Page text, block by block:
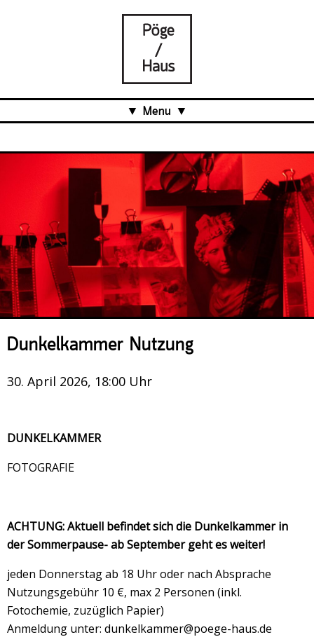
Menu
Projects
Über uns
Was ist das Pöge-Haus?
Team
Organisation
Mitarbeit
Veranstaltungsrückblick
Kontakt und Anfahrt
Dunkelkammer Nutzung
30. April 2026, 18:00 Uhr
DUNKELKAMMER
FOTOGRAFIE
ACHTUNG: Aktuell befindet sich die Dunkelkammer in
der Sommerpause- ab September geht es weiter!
jeden Donnerstag ab 18 Uhr oder nach Absprache
Nutzungsgebühr 10 €, max 2 Personen (inkl.
Fotochemie, zuzüglich Papier)
Anmeldung unter: dunkelkammer@poege-haus.de